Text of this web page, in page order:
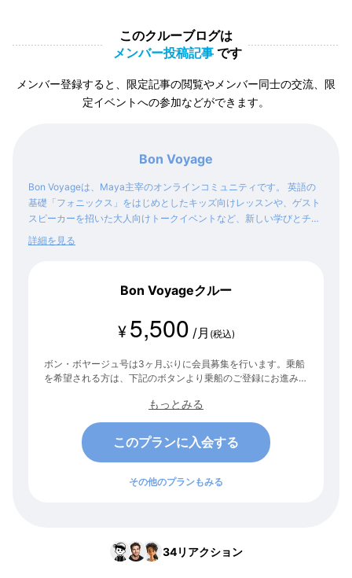
このクルーブログは
メンバー投稿記事 です
メンバー登録すると、限定記事の閲覧やメンバー同士の交流、限
定イベントへの参加などができます。
Bon Voyage
Bon Voyageは、Maya主宰のオンラインコミュニティです。 英語の
基礎「フォニックス」をはじめとしたキッズ向けレッスンや、ゲスト
スピーカーを招いた大人向けトークイベントなど、新しい学びとチャ
レンジを得られるコンテンツをご提供します。
詳細を見る
Bon Voyageクルー
¥ 5,500 /月 (税込)
ボン・ボヤージュ号は3ヶ月ぶりに会員募集を行います。乗船
を希望される方は、下記のボタンより乗船のご登録にお進みく
もっとみる
このプランに入会する
その他のプランもみる
34リアクション